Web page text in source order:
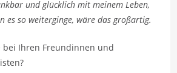
und glücklich mit meinem Leben,
es so weiterginge, wäre das großartig.
bei Ihren Freundinnen und